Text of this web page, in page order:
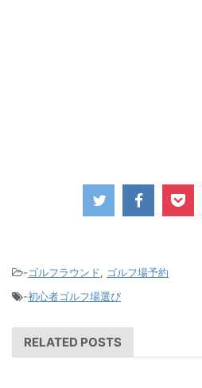
-ゴルフラウンド, ゴルフ場予約
-初心者ゴルフ場選び
RELATED POSTS